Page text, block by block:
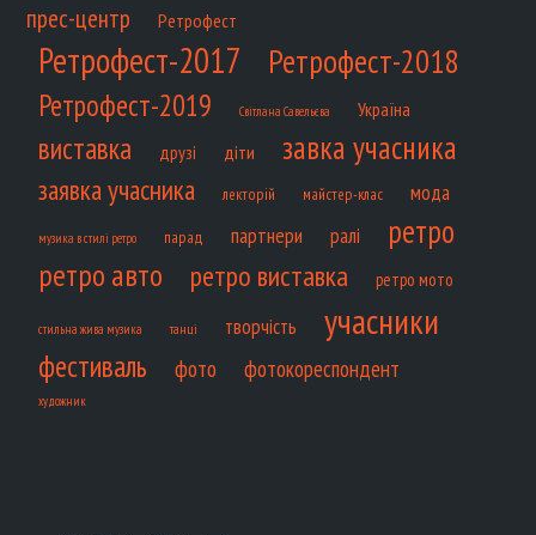
прес-центр
Ретрофест
Ретрофест-2017 Ретрофест-2018
Ретрофест-2019 Світлана Савельєва Україна
виставка друзі діти завка учасника
заявка учасника лекторій майстер-клас мода
музика в стилі ретро парад партнери ралі ретро
ретро авто ретро виставка ретро мото
стильна жива музика танці творчість учасники
фестиваль фото фотокореспондент
художник